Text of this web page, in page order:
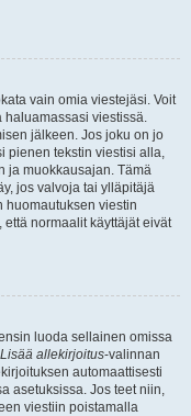
vain omia viestejäsi. Voit
viestissä.
jälkeen. Jos joku on jo
pienen tekstin viestisi alla,
ja muokkausajan. Tämä
jos valvoja tai ylläpitäjä
huomautuksen viestin
normaalit käyttäjät eivät
luoda sellainen omissa
Lisää allekirjoitus-valinnan
automaattisesti
asetuksissa. Jos teet niin,
viestiin poistamalla